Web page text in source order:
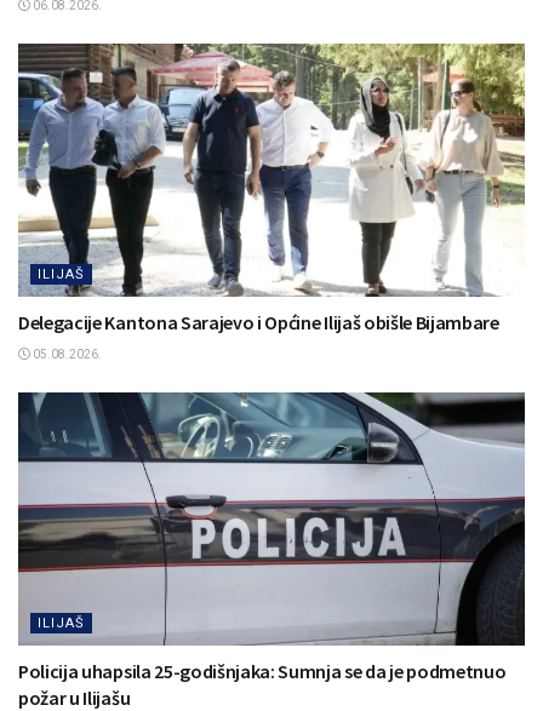
06.08.2026.
ILIJAŠ
Delegacije Kantona Sarajevo i Općine Ilijaš obišle Bijambare
05.08.2026.
ILIJAŠ
Policija uhapsila 25-godišnjaka: Sumnja se da je podmetnuo
požar u Ilijašu